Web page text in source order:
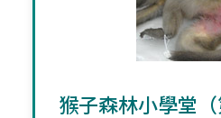
猴子森林小學堂（